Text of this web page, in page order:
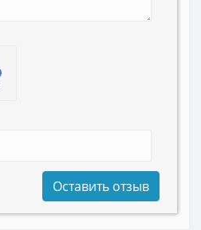
Оставить отзыв